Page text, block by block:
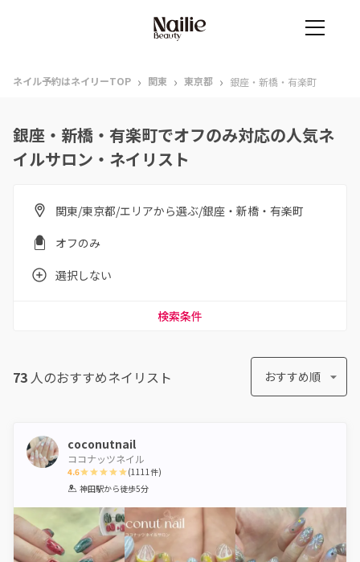
ネイル予約はネイリーTOP › 関東 › 東京都 › 銀座・新橋・有楽町
銀座・新橋・有楽町でオフのみ対応の人気ネ
イルサロン・ネイリスト
関東/東京都/エリアから選ぶ/銀座・新橋・有楽町
オフのみ
選択しない
検索条件
73 人のおすすめネイリスト おすすめ順
coconutnail
ココナッツネイル
4.6
1 2 3 4 5
(1111件)
神田駅から徒歩5分